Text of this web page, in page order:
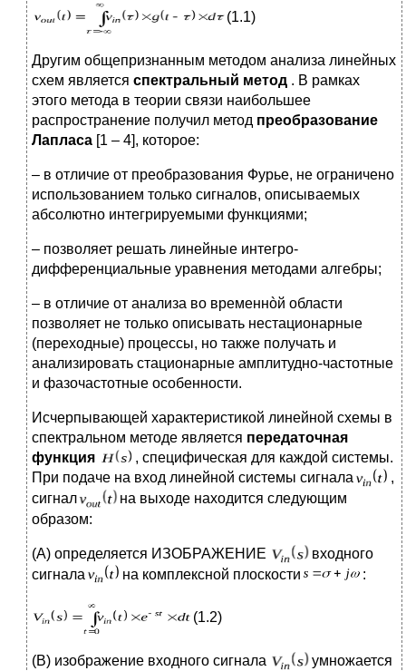
(1.1)
Другим общепризнанным методом анализа линейных
схем является спектральный метод . В рамках
этого метода в теории связи наибольшее
распространение получил метод преобразование
Лапласа [1 – 4], которое:
– в отличие от преобразования Фурье, не ограничено
использованием только сигналов, описываемых
абсолютно интегрируемыми функциями;
– позволяет решать линейные интегро-
дифференциальные уравнения методами алгебры;
– в отличие от анализа во временнòй области
позволяет не только описывать нестационарные
(переходные) процессы, но также получать и
анализировать стационарные амплитудно-частотные
и фазочастотные особенности.
Исчерпывающей характеристикой линейной схемы в
спектральном методе является передаточная
функция
, специфическая для каждой системы.
При подаче на вход линейной системы сигнала
,
сигнал
на выходе находится следующим
образом:
(А) определяется ИЗОБРАЖЕНИЕ
входного
сигнала
на комплексной плоскости :
(1.2)
(В) изображение входного сигнала
умножается